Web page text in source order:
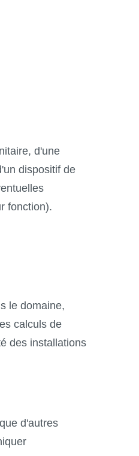
d'une
dispositif de
fonction).
le domaine,
calculs de
des installations
d'autres